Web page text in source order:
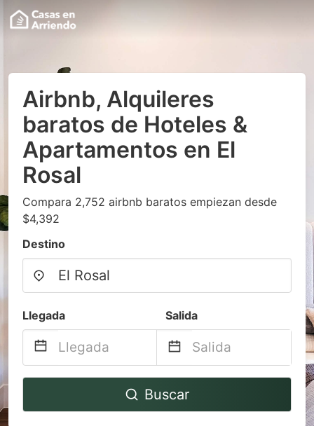
Airbnb, Alquileres
baratos de Hoteles &
Apartamentos en El
Rosal
Compara 2,752 airbnb baratos empiezan desde
$4,392
Destino
Llegada Salida
Navigate
to
Navigate
to
Buscar